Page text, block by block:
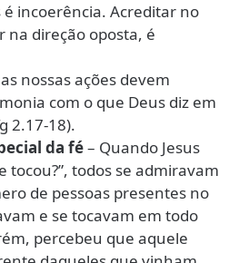
incoerência. Acreditar no
direção oposta, é
nossas ações devem
com o que Deus diz em
2.17-18).
da fé– Quando Jesus
tocou?”, todos se admiravam
de pessoas presentes no
e se tocavam em todo
percebeu que aquele